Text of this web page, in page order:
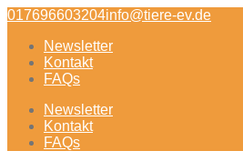
Direkt
Inhalt
017696603204info@tiere-ev.de
Newsletter
Kontakt
FAQs
Newsletter
Kontakt
FAQs